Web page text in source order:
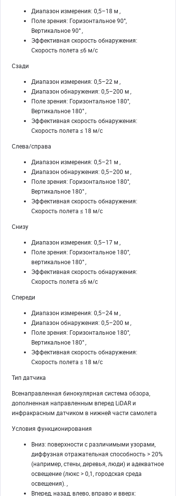
Диапазон измерения: 0,5–18 м
Поле зрения: Горизонтальное 90°,
Вертикальное 90°
Эффективная скорость обнаружения:
Скорость полета ≤6 м/с
Сзади
Диапазон измерения: 0,5–22 м
Диапазон обнаружения: 0,5–200 м
Поле зрения: Горизонтальное 180°,
Вертикальное 180°
Эффективная скорость обнаружения:
Скорость полета ≤ 18 м/с
Слева/справа
Диапазон измерения: 0,5–21 м
Диапазон обнаружения: 0,5–200 м
Поле зрения: Горизонтальное 180°,
Вертикальное 180°
Эффективная скорость обнаружения:
Скорость полета ≤ 18 м/с
Снизу
Диапазон измерения: 0,5–17 м
Поле зрения: Горизонтальное 180°,
вертикальное 180°
Эффективная скорость обнаружения:
Скорость полета ≤6 м/с
Спереди
Диапазон измерения: 0,5–24 м
Диапазон обнаружения: 0,5–200 м
Поле зрения: Горизонтальное 180°,
Вертикальное 180°
Эффективная скорость обнаружения:
Скорость полета ≤ 18 м/с
Тип датчика
Всенаправленная бинокулярная система обзора,
дополненная направленным вперед LiDAR и
инфракрасным датчиком в нижней части самолета
Условия функционирования
Вниз: поверхности с различимыми узорами,
диффузная отражательная способность > 20%
(например, стены, деревья, люди) и адекватное
освещение (люкс > 0,1, городская среда
освещения).
Вперед, назад, влево, вправо и вверх: